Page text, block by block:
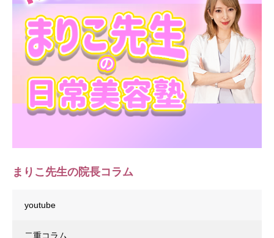
まりこ先生の院長コラム
youtube
二重コラム